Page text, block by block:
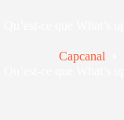
Capcanal